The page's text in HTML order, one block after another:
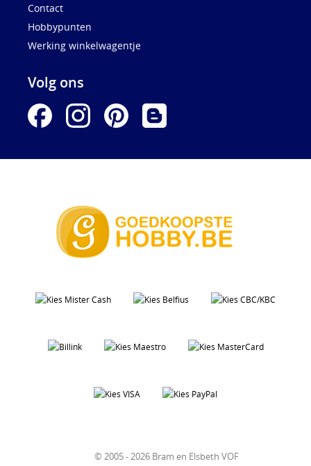
Contact
Hobbypunten
Werking winkelwagentje
Volg ons
© 2005 - 2026 Bram en Elsbeth VOF